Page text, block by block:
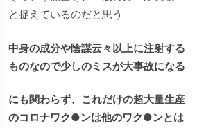
と捉えているのだと思う
中身の成分や陰謀云々以上に注射する
ものなので少しのミスが大事故になる
にも関わらず、これだけの超大量生産
のコロナワク●ンは他のワク●ンとは